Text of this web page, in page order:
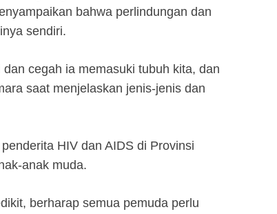
bahwa perlindungan dan
sendiri.
cegah ia memasuki tubuh kita, dan
saat menjelaskan jenis-jenis dan
HIV dan AIDS di Provinsi
anak muda.
berharap semua pemuda perlu